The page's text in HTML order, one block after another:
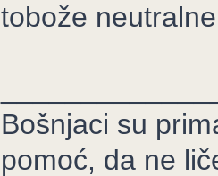
tobože
Bošnjaci su
pomoć, da ne